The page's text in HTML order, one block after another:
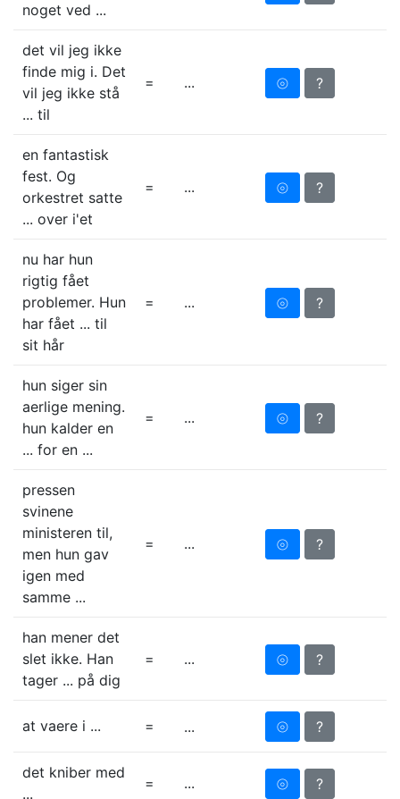
noget ved ...
det vil jeg ikke
finde mig i. Det
vil jeg ikke stå
... til
= ... ⦾ ?
en fantastisk
fest. Og
orkestret satte
... over i'et
= ... ⦾ ?
nu har hun
rigtig fået
problemer. Hun
har fået ... til
sit hår
= ... ⦾ ?
hun siger sin
aerlige mening.
hun kalder en
... for en ...
= ... ⦾ ?
pressen
svinene
ministeren til,
men hun gav
igen med
samme ...
= ... ⦾ ?
han mener det
slet ikke. Han
tager ... på dig
= ... ⦾ ?
at vaere i ... = ... ⦾ ?
det kniber med
...
= ... ⦾ ?